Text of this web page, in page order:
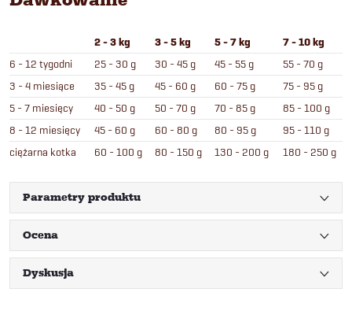
2 - 3 kg 3 - 5 kg 5 - 7 kg 7 - 10 kg
6 - 12 tygodni 25 - 30 g 30 - 45 g 45 - 55 g
55 - 70 g
3 - 4 miesiące
35 - 45 g 45 - 60 g 60 - 75 g
75 - 95 g
5 - 7 miesięcy
40 - 50 g 50 - 70 g 70 - 85 g
85 - 100 g
8 - 12 miesięcy
45 - 60 g 60 - 80 g 80 - 95 g
95 - 110 g
ciężarna kotka
60 - 100 g 80 - 150 g 130 - 200 g 180 - 250 g
Parametry produktu
Ocena
Dyskusja